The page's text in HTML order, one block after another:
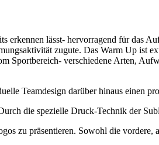
lässt- hervorragend für das
zugute. Das Warm Up ist
Sportbereich- verschiedene Arten,
Teamdesign darüber hinaus einen
die spezielle Druck-Technik der
zu präsentieren. Sowohl die vordere,